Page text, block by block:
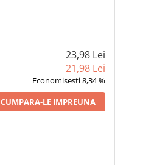
23,98 Lei
21,98 Lei
Economisesti 8,34 %
CUMPARA-LE IMPREUNA